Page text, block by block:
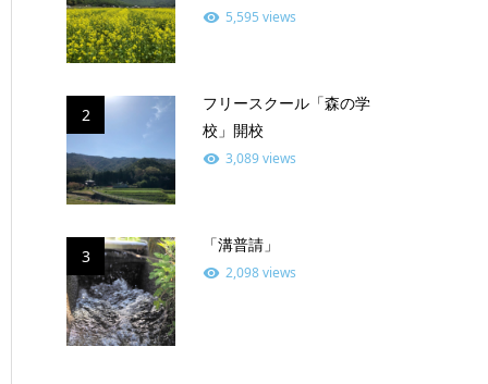
5,595 views
2
フリースクール「森の学
校」開校
3,089 views
3
「溝普請」
2,098 views